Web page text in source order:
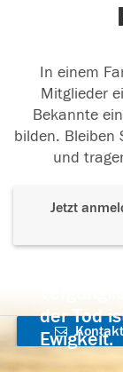
In einem
Mitglieder
Bekannte
bilden. Bleiben
und
Jetzt
der Tod
Ewigkeit.